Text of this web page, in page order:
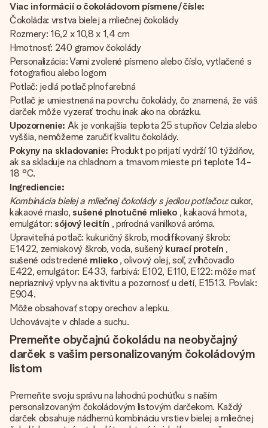
Viac informácií o čokoládovom písmene/čísle:
Čokoláda: vrstva bielej a mliečnej čokolády
Rozmery: 16,2 x 10,8 x 1,4 cm
Hmotnosť: 240 gramov čokolády
Personalizácia: Vami zvolené písmeno alebo číslo, vytlačené s
fotografiou alebo logom
Potlač: jedlá potlač plnofarebná
Potlač je umiestnená na povrchu čokolády, čo znamená, že váš
darček môže vyzerať trochu inak ako na obrázku.
Upozornenie: Ak je vonkajšia teplota 25 stupňov Celzia alebo
vyššia, nemôžeme zaručiť kvalitu čokolády.
Pokyny na skladovanie: Produkt po prijatí vydrží 10 týždňov,
ak sa skladuje na chladnom a tmavom mieste pri teplote 14-
18 °C.
Ingrediencie:
Kombinácia bielej a mliečnej čokolády s jedlou potlačou:cukor,
kakaové maslo, sušené plnotučné mlieko, kakaová hmota,
emulgátor: sójový lecitín , prírodná vanilková aróma.
Upraviteľná potlač: kukuričný škrob, modifikovaný škrob:
E1422, zemiakový škrob, voda, sušený kurací proteín ,
sušené odstredené mlieko, olivový olej, soľ, zvlhčovadlo
E422, emulgátor: E433, farbivá: E102, E110, E122: môže mať
nepriaznivý vplyv na aktivitu a pozornosť u detí, E1513. Povlak:
E904.
Môže obsahovať stopy orechov a lepku.
Uchovávajte v chlade a suchu.
Premeňte obyčajnú čokoládu na neobyčajný
darček s vašim personalizovaným čokoládovým
listom
Premeňte svoju správu na lahodnú pochúťku s naším
personalizovaným čokoládovým listovým darčekom. Každý
darček obsahuje nádhernú kombináciu vrstiev bielej a mliečnej